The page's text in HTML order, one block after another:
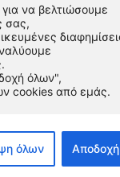
να βελτιώσουμε
σας,
όλων",
cookies από εμάς.
όλων